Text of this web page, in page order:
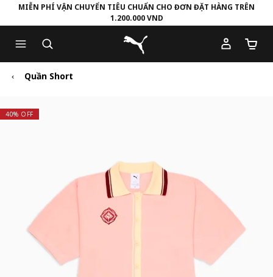
to
Main
content
to
Footer
Content
MIỄN PHÍ VẬN CHUYỂN TIÊU CHUẨN CHO ĐƠN ĐẶT HÀNG TRÊN
1.200.000 VND
Puma Trang chủ
Số
Quần Short
40% OFF